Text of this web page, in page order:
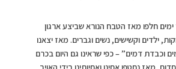
חלפו מאז הטבח הנורא שביצע ארגון
ילדים וקשישים, נשים וגברים. מאז יצאנו
וכבדת דמים” – כפי שראינו גם היום בכרם